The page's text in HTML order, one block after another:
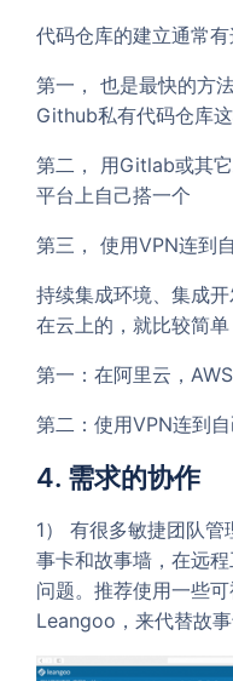
代码仓库的建立通常
第一， 也是最快的方
Github私有代码仓库
第二， 用Gitlab或其
平台上自己搭一个
第三， 使用VPN连到
持续集成环境、集成
在云上的，就比较简
第一：在阿里云，
第二：使用VPN连到
4. 需求的协作
1） 有很多敏捷团队
事卡和故事墙，在远
问题。推荐使用一些
Leangoo，来代替故事